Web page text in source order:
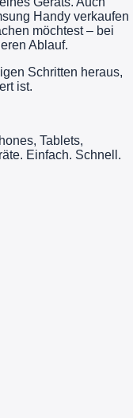
Handy verkaufen
möchtest – bei
Ablauf.
Schritten heraus,
ist.
Tablets,
Einfach. Schnell.